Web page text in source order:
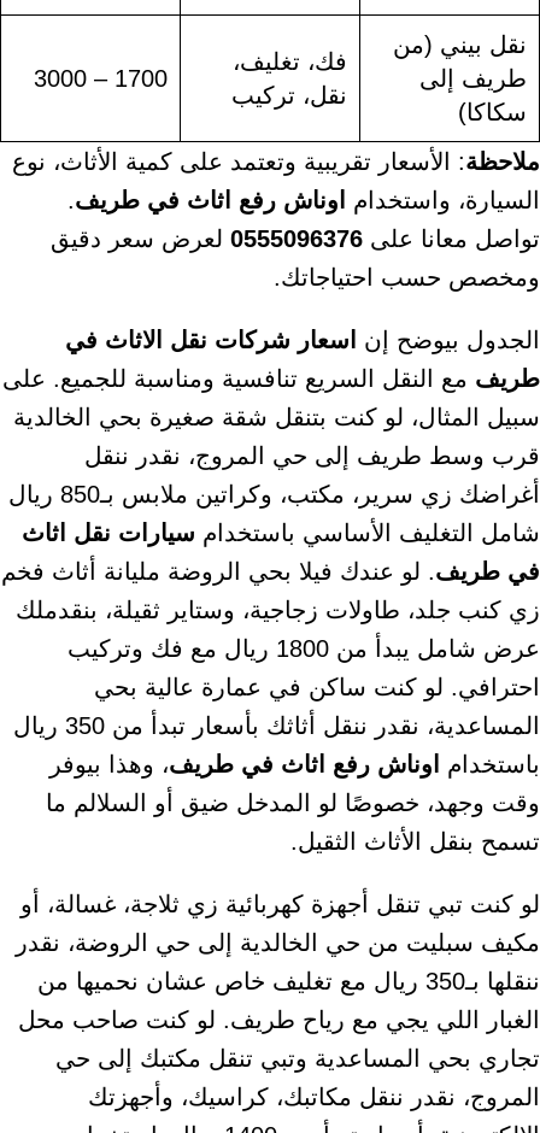
نقل بيني (من
طريف إلى
سكاكا)
فك، تغليف،
نقل، تركيب
1700 – 3000
ملاحظة: الأسعار تقريبية وتعتمد على كمية الأثاث، نوع
السيارة، واستخدام
اوناش رفع اثاث في طريف.
تواصل معانا على 0555096376 لعرض سعر دقيق
ومخصص حسب احتياجاتك.
الجدول بيوضح إن
اسعار شركات نقل الاثاث في
طريف مع النقل السريع تنافسية ومناسبة للجميع. على
سبيل المثال، لو كنت بتنقل شقة صغيرة بحي الخالدية
قرب وسط طريف إلى حي المروج، نقدر ننقل
أغراضك زي سرير، مكتب، وكراتين ملابس بـ850 ريال
شامل التغليف الأساسي باستخدام سيارات نقل اثاث
في طريف. لو عندك فيلا بحي الروضة مليانة أثاث فخم
زي كنب جلد، طاولات زجاجية، وستاير ثقيلة، بنقدملك
عرض شامل يبدأ من 1800 ريال مع فك وتركيب
احترافي. لو كنت ساكن في عمارة عالية بحي
المساعدية، نقدر ننقل أثاثك بأسعار تبدأ من 350 ريال
باستخدام
اوناش رفع اثاث في طريف، وهذا بيوفر
وقت وجهد، خصوصًا لو المدخل ضيق أو السلالم ما
تسمح بنقل الأثاث الثقيل.
لو كنت تبي تنقل أجهزة كهربائية زي ثلاجة، غسالة، أو
مكيف سبليت من حي الخالدية إلى حي الروضة، نقدر
ننقلها بـ350 ريال مع تغليف خاص عشان نحميها من
الغبار اللي يجي مع رياح طريف. لو كنت صاحب محل
تجاري بحي المساعدية وتبي تنقل مكتبك إلى حي
المروج، نقدر ننقل مكاتبك، كراسيك، وأجهزتك